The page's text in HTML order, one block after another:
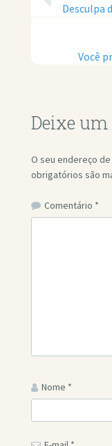
Desculpa
Você
Deixe
O seu endereço
obrigatórios são
Comentário *
Nome *